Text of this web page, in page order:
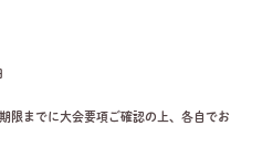
限までに大会要項ご確認の上、各自でお